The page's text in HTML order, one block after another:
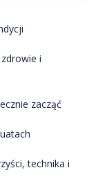
i
zacząć
technika i